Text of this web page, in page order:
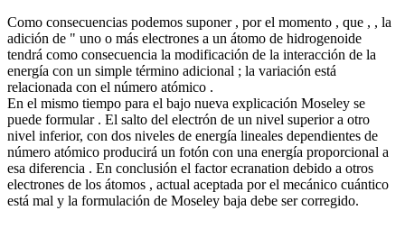
Como consecuencias podemos suponer , por el momento , que , , la
adición de " uno o más electrones a un átomo de hidrogenoide
tendrá como consecuencia la modificación de la interacción de la
energía con un simple término adicional ; la variación está
relacionada con el número atómico .
En el mismo tiempo para el bajo nueva explicación Moseley se
puede formular . El salto del electrón de un nivel superior a otro
nivel inferior, con dos niveles de energía lineales dependientes de
número atómico producirá un fotón con una energía proporcional a
esa diferencia . En conclusión el factor ecranation debido a otros
electrones de los átomos , actual aceptada por el mecánico cuántico
está mal y la formulación de Moseley baja debe ser corregido.